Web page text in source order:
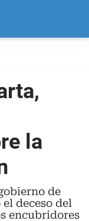
la
de
deceso del
encubridores